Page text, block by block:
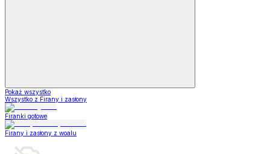
Pokaż wszystko
Wszystko z Firany i zasłony
Firanki gotowe
Firany i zasłony z woalu